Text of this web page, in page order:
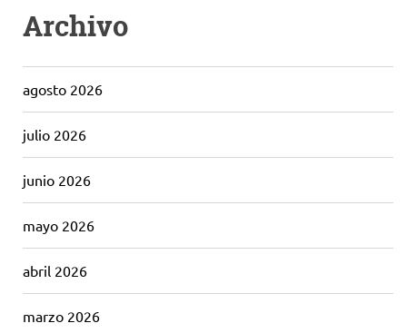
Archivo
agosto 2026
julio 2026
junio 2026
mayo 2026
abril 2026
marzo 2026